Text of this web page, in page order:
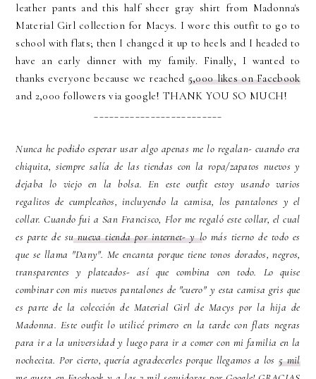
leather pants and this half sheer gray shirt from Madonna's
Material Girl collection for Macys. I wore this outfit to go to
school with flats; then I changed it up to heels and I headed to
have an early dinner with my family. Finally, I wanted to
thanks everyone because we reached 5,000 likes on Facebook
and 2,000 followers via google! THANK YOU SO MUCH!
Nunca he podido esperar usar algo apenas me lo regalan- cuando era
chiquita, siempre salía de las tiendas con la ropa/zapatos nuevos y
dejaba lo viejo en la bolsa. En este outfit estoy usando varios
regalitos de cumpleaños, incluyendo la camisa, los pantalones y el
collar. Cuando fui a San Francisco, Flor me regaló este collar, el cual
es parte de sunueva tienda por internet- y lo más tierno de todo es
que se llama "Dany". Me encanta porque tiene tonos dorados, negros,
transparentes y plateados- así que combina con todo. Lo quise
combinar con mis nuevos pantalones de "cuero" y esta camisa gris que
es parte de la colección de Material Girl de Macys por la hija de
Madonna. Este outfit lo utilicé primero en la tarde con flats negras
para ir a la universidad y luego para ir a comer con mi familia en la
nochecita. Por cierto, quería agradecerles porque llegamos a los5 mil